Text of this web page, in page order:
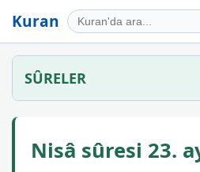
Kuran
SÛRELER
Nisâ sûresi 23.